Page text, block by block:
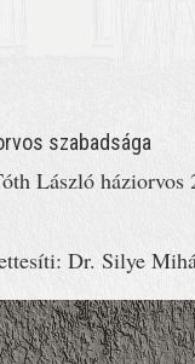
szabadsága
László háziorvos
Dr. Silye